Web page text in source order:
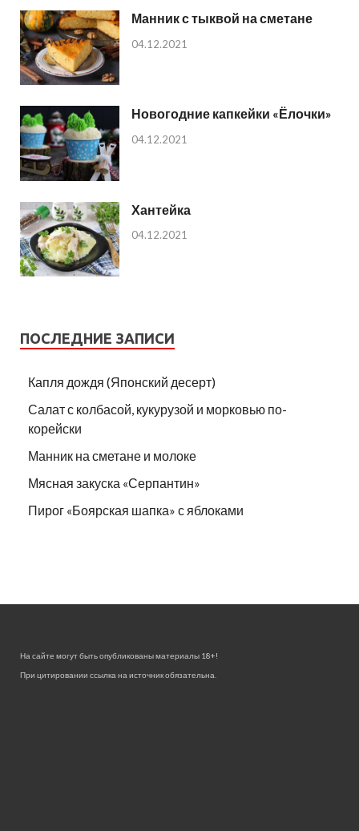
Манник с тыквой на сметане
04.12.2021
Новогодние капкейки «Ёлочки»
04.12.2021
Хантейка
04.12.2021
ПОСЛЕДНИЕ ЗАПИСИ
Капля дождя (Японский десерт)
Салат с колбасой, кукурузой и морковью по-
корейски
Манник на сметане и молоке
Мясная закуска «Серпантин»
Пирог «Боярская шапка» с яблоками
На сайте могут быть опубликованы материалы 18+!
При цитировании ссылка на источник обязательна.